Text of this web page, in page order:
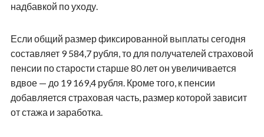
надбавкой по уходу.
Если общий размер фиксированной выплаты сегодня
составляет 9 584,7 рубля, то для получателей страховой
пенсии по старости старше 80 лет он увеличивается
вдвое — до 19 169,4 рубля. Кроме того, к пенсии
добавляется страховая часть, размер которой зависит
от стажа и заработка.